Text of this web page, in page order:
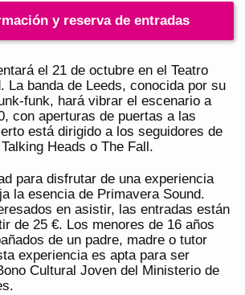
y reserva de entradas
el 21 de octubre en el Teatro
La banda de Leeds, conocida por su
funk, hará vibrar el escenario a
con aperturas de puertas a las
está dirigido a los seguidores de
Heads o The Fall.
para disfrutar de una experiencia
la esencia de Primavera Sound.
en asistir, las entradas están
de 25 €. Los menores de 16 años
de un padre, madre o tutor
experiencia es apta para ser
Cultural Joven del Ministerio de